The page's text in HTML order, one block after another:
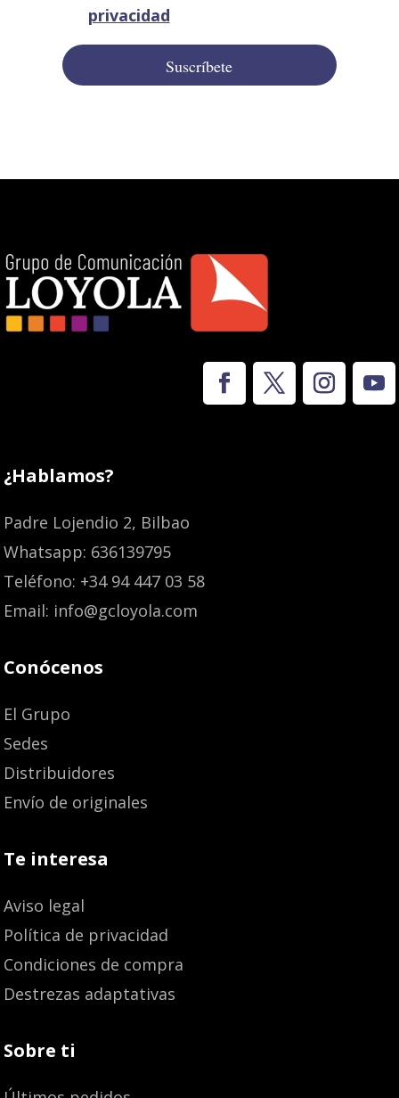
privacidad
Suscríbete
¿Hablamos?
Padre Lojendio 2, Bilbao
Whatsapp: 636139795
Teléfono: +34 94 447 03 58
Email: info@gcloyola.com
Conócenos
El Grupo
Sedes
Distribuidores
Envío de originales
Te interesa
Aviso legal
Política de privacidad
Condiciones de compra
Destrezas adaptativas
Sobre ti